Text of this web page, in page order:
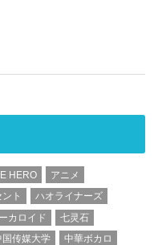
HERO
アニメ
ト
ハオライナーズ
カロイド
七灵石
国传媒大学
中華ボカロ